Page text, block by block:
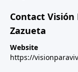
Contact Visión
Zazueta
Website
https://